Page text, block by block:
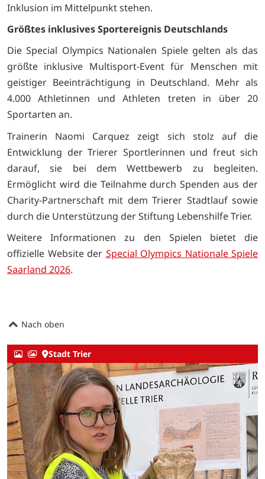
Inklusion im Mittelpunkt stehen.
Größtes inklusives Sportereignis Deutschlands
Die Special Olympics Nationalen Spiele gelten als das
größte inklusive Multisport-Event für Menschen mit
geistiger Beeinträchtigung in Deutschland. Mehr als
4.000 Athletinnen und Athleten treten in über 20
Sportarten an.
Trainerin Naomi Carquez zeigt sich stolz auf die
Entwicklung der Trierer Sportlerinnen und freut sich
darauf, sie bei dem Wettbewerb zu begleiten.
Ermöglicht wird die Teilnahme durch Spenden aus der
Charity-Partnerschaft mit dem Trierer Stadtlauf sowie
durch die Unterstützung der Stiftung Lebenshilfe Trier.
Weitere Informationen zu den Spielen bietet die
offizielle Website der Special Olympics Nationale Spiele
Saarland 2026.
Nach oben
Stadt Trier